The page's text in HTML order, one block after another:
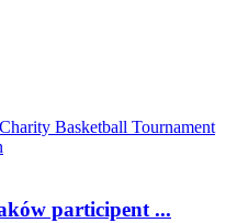
participent ...